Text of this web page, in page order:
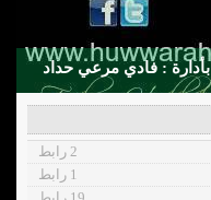
بأدارة : فادي مرعي حداد
2 رابط
1 رابط